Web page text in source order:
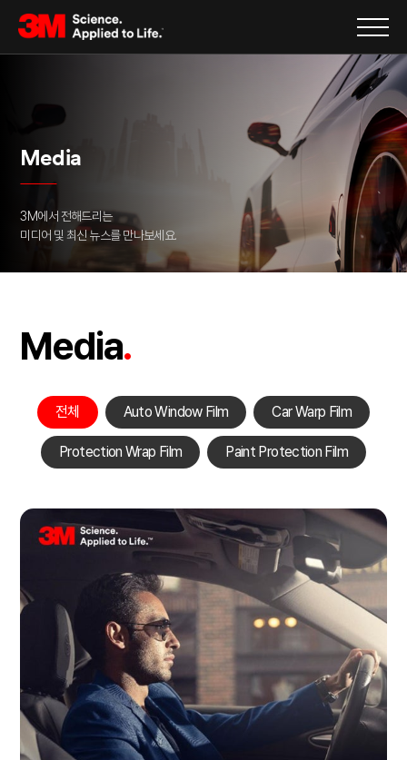
Media
3M에서 전해드리는
미디어 및 최신 뉴스를 만나보세요.
Media.
전체 Auto Window Film Car Warp Film
Protection Wrap Film Paint Protection Film